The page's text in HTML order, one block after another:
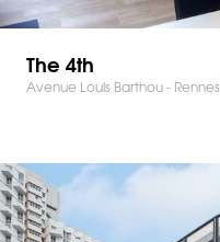
The 4th
Avenue Louis Barthou - Rennes